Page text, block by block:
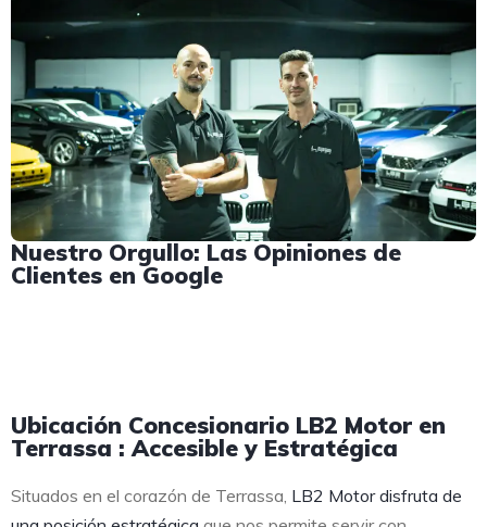
Nuestro Orgullo: Las Opiniones de
Clientes en Google
Ubicación Concesionario LB2 Motor en
Terrassa : Accesible y Estratégica
Situados en el corazón de Terrassa, LB2 Motor disfruta de